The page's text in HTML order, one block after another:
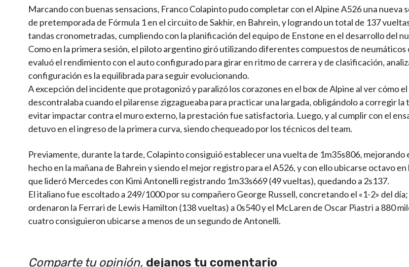
Marcando con buenas sensacions, Franco Colapinto pudo completar con el Alpine A526 una nueva
de pretemporada de Fórmula 1 en el circuito de Sakhir, en Bahrein, y logrando un total de 137
tandas cronometradas, cumpliendo con la planificación del equipo de Enstone en el desarrollo del
Como en la primera sesión, el piloto argentino giró utilizando diferentes compuestos de neumáticos
evaluó el rendimiento con el auto configurado para girar en ritmo de carrera y de clasificación,
configuración es la equilibrada para seguir evolucionando.
A excepción del incidente que protagonizó y paralizó los corazones en el box de Alpine al ver cómo el
descontralaba cuando el pilarense zigzagueaba para practicar una largada, obligándolo a corregir
evitar impactar contra el muro externo, la prestación fue satisfactoria. Luego, y al cumplir con el
detuvo en el ingreso de la primera curva, siendo chequeado por los técnicos del team.
Previamente, durante la tarde, Colapinto consiguió establecer una vuelta de 1m35s806, mejorando
hecho en la mañana de Bahrein y siendo el mejor registro para el A526, y con ello ubicarse octavo
que lideró Mercedes con Kimi Antonelli registrando 1m33s669 (49 vueltas), quedando a 2s137.
El italiano fue escoltado a 249/1000 por su compañero George Russell, concretando el «1-2» del
ordenaron la Ferrari de Lewis Hamilton (138 vueltas) a 0s540 y el McLaren de Oscar Piastri a 880
cuatro consiguieron ubicarse a menos de un segundo de Antonelli.
Comparte tu opinión, dejanos tu comentario